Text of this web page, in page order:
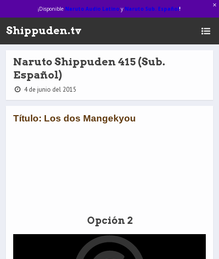
¡Disponible Naruto Audio Latinoy Naruto Sub. Español!
Shippuden.tv
Naruto Shippuden 415 (Sub.
Español)
4 de junio del 2015
Título: Los dos Mangekyou
Opción 2